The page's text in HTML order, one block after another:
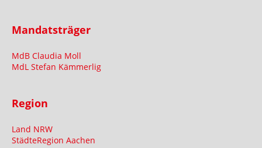
Mandatsträger
MdB Claudia Moll
MdL Stefan Kämmerlig
Region
Land NRW
StädteRegion Aachen